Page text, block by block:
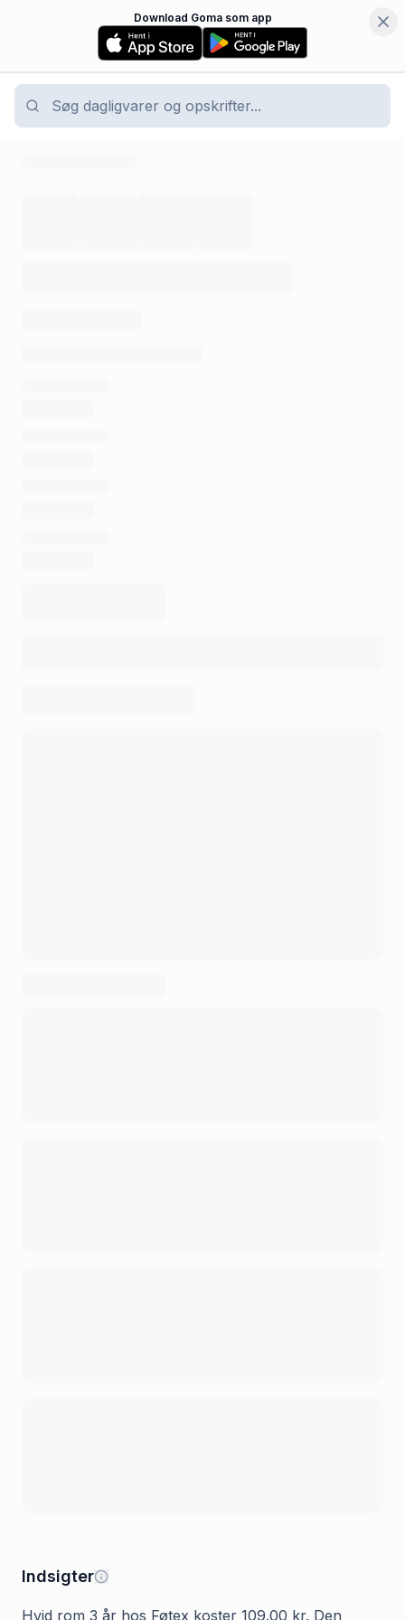
Download Goma som app
Indsigter
Hvid rom 3 år hos Føtex koster 109.00 kr. Den